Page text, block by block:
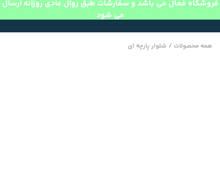
فروشگاه فعال می باشد و سفارشات طبق روال عادی روزانه ارسال
می شود
همه محصولات / شلوار پارچه ای